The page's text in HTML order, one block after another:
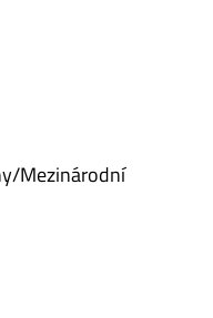
Mezinárodní